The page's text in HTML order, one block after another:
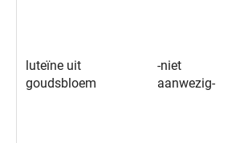
luteïne uit
goudsbloem
-niet
aanwezig-